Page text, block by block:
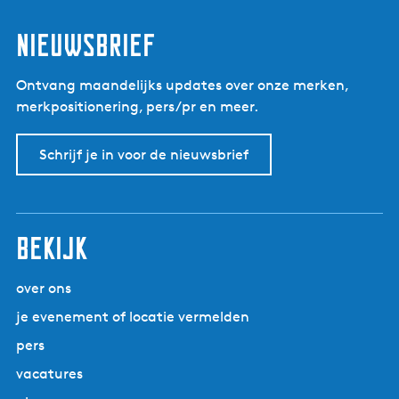
Nieuwsbrief
Ontvang maandelijks updates over onze merken,
merkpositionering, pers/pr en meer.
Schrijf je in voor de nieuwsbrief
Bekijk
over ons
je evenement of locatie vermelden
pers
vacatures